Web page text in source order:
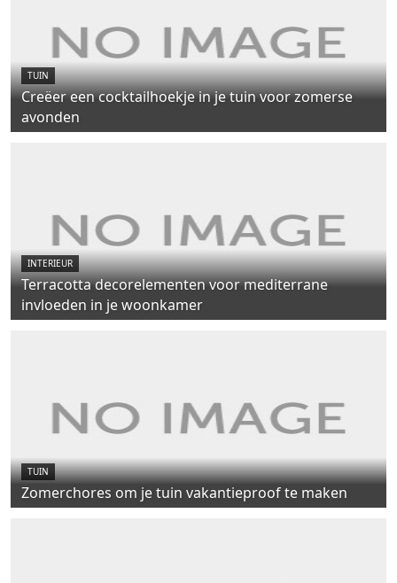
TUIN
Creëer een cocktailhoekje in je tuin voor zomerse
avonden
INTERIEUR
Terracotta decorelementen voor mediterrane
invloeden in je woonkamer
TUIN
Zomerchores om je tuin vakantieproof te maken